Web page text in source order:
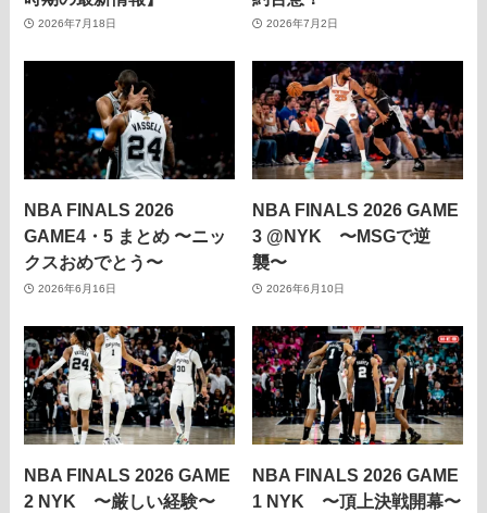
2026年7月18日 2026年7月2日
NBA FINALS 2026
GAME4・5 まとめ 〜ニッ
クスおめでとう〜
2026年6月16日
NBA FINALS 2026 GAME
3 @NYK 〜MSGで逆
襲〜
2026年6月10日
NBA FINALS 2026 GAME
2 NYK 〜厳しい経験〜
NBA FINALS 2026 GAME
1 NYK 〜頂上決戦開幕〜